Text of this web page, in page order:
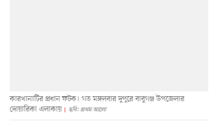
কারখানাটির প্রধান ফটক। গত মঙ্গলবার দুপুরে বাবুগঞ্জ উপজেলার
দোয়ারিকা এলাকায়
ছবি: প্রথম আলো